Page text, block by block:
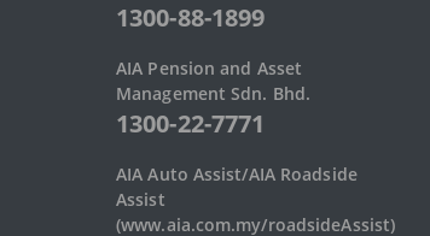
1300-88-1899
AIA Pension and Asset
Management Sdn. Bhd.
1300-22-7771
AIA Auto Assist/AIA Roadside
Assist
(www.aia.com.my/roadsideAssist)